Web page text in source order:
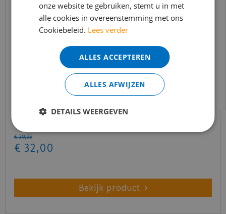
Quick-step - Capture - SIG4763 Geborstelde eik
€ 39,95
€ 32 ,00
Bekijk product
bereikbaar.
Bestelling worden uiteraard verwerkt
echter iets minder snel dan wat je van ons
gewend bent.
Voor vragen kan je ons bereiken via
info@merkvloerenwinkel.nl
onze website te gebruiken, stemt u in met
alle cookies in overeenstemming met ons
Cookiebeleid. Lees verder
ALLES ACCEPTEREN
ALLES AFWIJZEN
DETAILS WEERGEVEN